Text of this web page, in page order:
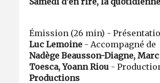
Émission (26 min) -
Luc Lemoine - Accompagné de
Nadège Beausson-Diagne, Marc
Toesca, Yoann Riou -
Productions